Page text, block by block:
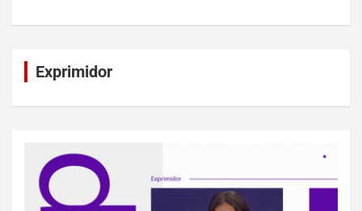
Exprimidor